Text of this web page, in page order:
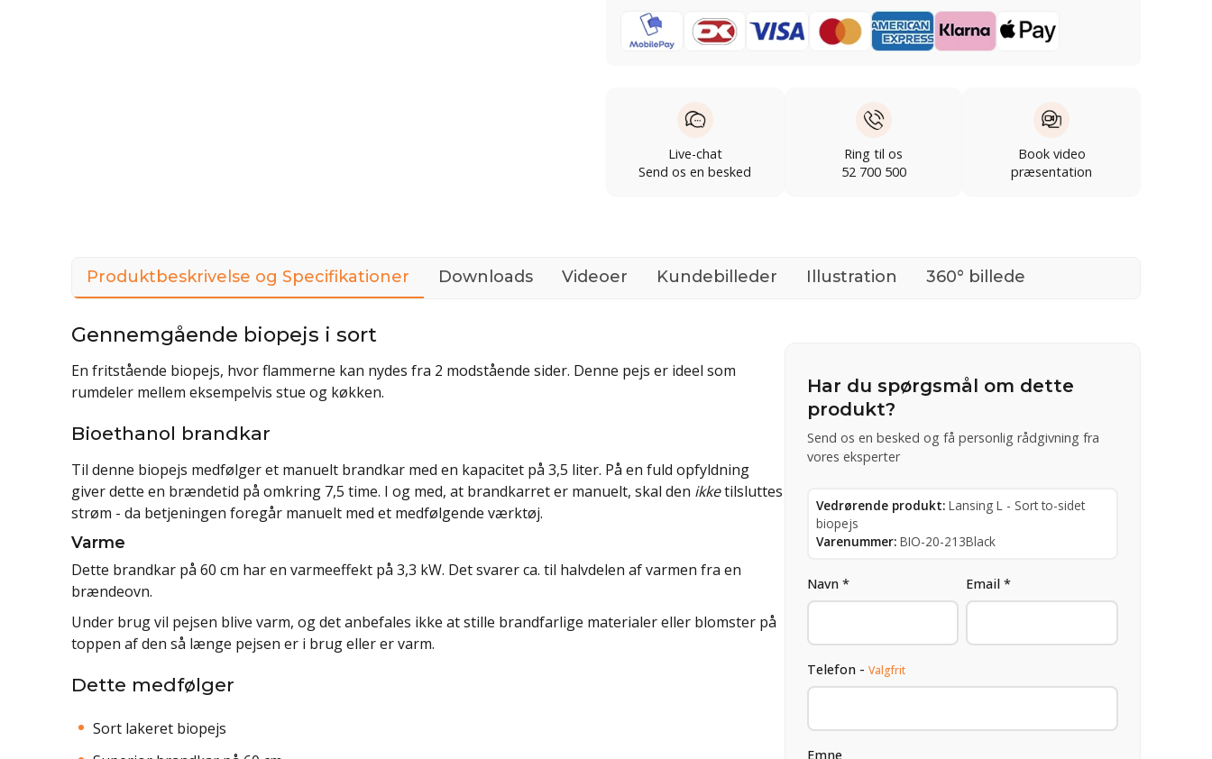
Live-chat
Send os en besked
Ring til os
52 700 500
Book video
præsentation
Produktbeskrivelse og Specifikationer Downloads Videoer Kundebilleder Illustration 360° billede
Gennemgående biopejs i sort
En fritstående biopejs, hvor flammerne kan nydes fra 2 modstående sider. Denne pejs er ideel som
rumdeler mellem eksempelvis stue og køkken.
Bioethanol brandkar
Til denne biopejs medfølger et manuelt brandkar med en kapacitet på 3,5 liter. På en fuld opfyldning
giver dette en brændetid på omkring 7,5 time. I og med, at brandkarret er manuelt, skal den ikketilsluttes
strøm - da betjeningen foregår manuelt med et medfølgende værktøj.
Varme
Dette brandkar på 60 cm har en varmeeffekt på 3,3 kW. Det svarer ca. til halvdelen af varmen fra en
brændeovn.
Under brug vil pejsen blive varm, og det anbefales ikke at stille brandfarlige materialer eller blomster på
toppen af den så længe pejsen er i brug eller er varm.
Dette medfølger
Sort lakeret biopejs
Har du spørgsmål om dette
produkt?
Send os en besked og få personlig rådgivning fra
vores eksperter
Vedrørende produkt: Lansing L - Sort to-sidet
biopejs
Varenummer: BIO-20-213Black
Navn * Email *
Telefon - Valgfrit
Emne